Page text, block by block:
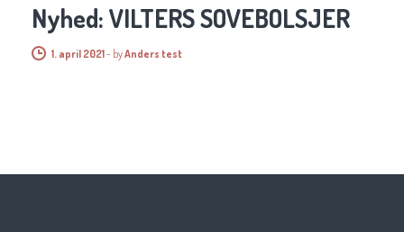
Nyhed: VILTERS SOVEBOLSJER
1. april 2021- byAnders test